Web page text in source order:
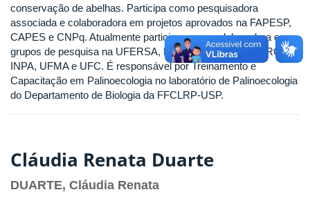
conservação de abelhas. Participa como pesquisadora
associada e colaboradora em projetos aprovados na FAPESP,
CAPES e CNPq. Atualmente participa como colaboradora em
grupos de pesquisa na UFERSA, EMBRAPA, UNICENTRO,
INPA, UFMA e UFC. É responsável por Treinamento e
Capacitação em Palinoecologia no laboratório de Palinoecologia
do Departamento de Biologia da FFCLRP-USP.
Cláudia Renata Duarte
DUARTE, Cláudia Renata